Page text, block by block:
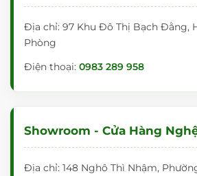
Địa chỉ: 97 Khu Đô Thị Bạch Đằng,
Phòng
Điện thoại: 0983 289 958
Showroom - Cửa Hàng
Địa chỉ: 148 Nghô Thì Nhậm,